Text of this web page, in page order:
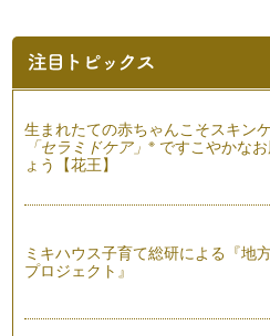
になられたでしょう？お正月は子
和の宗教
日本の多くのママたちは、新し
をもらい、 『天の神様、仏…
日本舞踊
お子さまの習い事に日本舞踊は
紅葉
紅葉は日本文化！ と、渡米する
た私・・・ …
生まれたての赤ちゃんこそスキン
「セラミドケア」※ ですこやかな
ょう【花王】
ミキハウス子育て総研による『地
プロジェクト』